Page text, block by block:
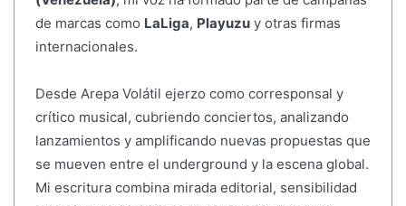
de marcas como LaLiga, Playuzuy otras firmas
internacionales.
Desde Arepa Volátil ejerzo como corresponsal y
crítico musical, cubriendo conciertos, analizando
lanzamientos y amplificando nuevas propuestas que
se mueven entre el underground y la escena global.
Mi escritura combina mirada editorial, sensibilidad